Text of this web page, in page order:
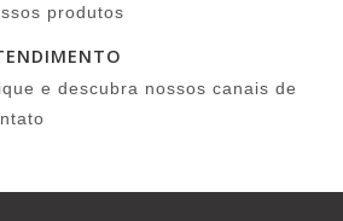
produtos
e descubra nossos canais de